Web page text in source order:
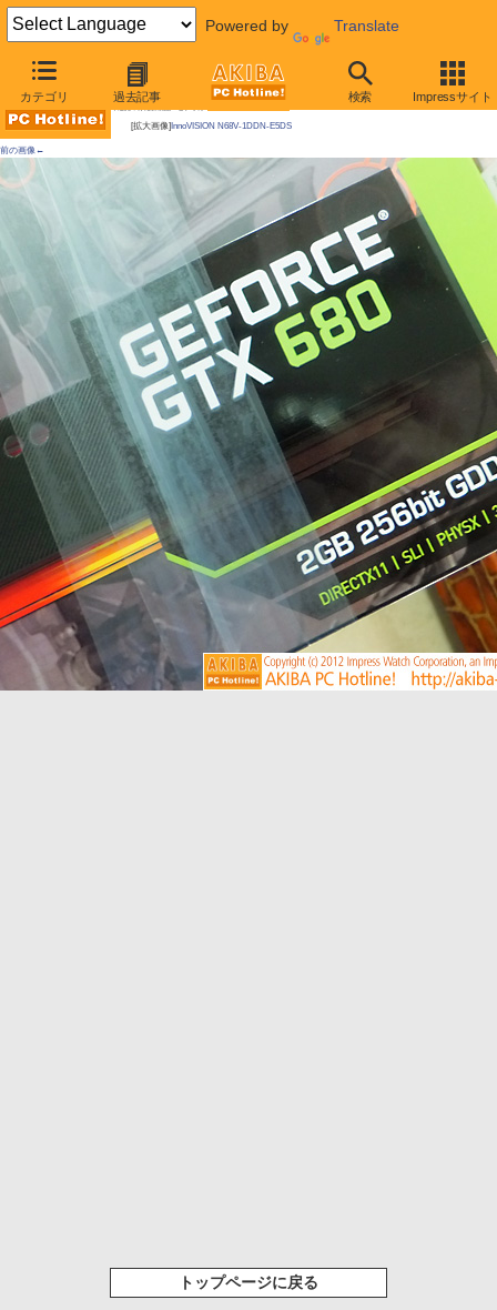
Powered by Translate
カテゴリ 過去記事 検索 Impressサイト
AKIBA PC Hotline!
[拡大画像] InnoVISION N68V-1DDN-E5DS
前の画像←
トップページに戻る